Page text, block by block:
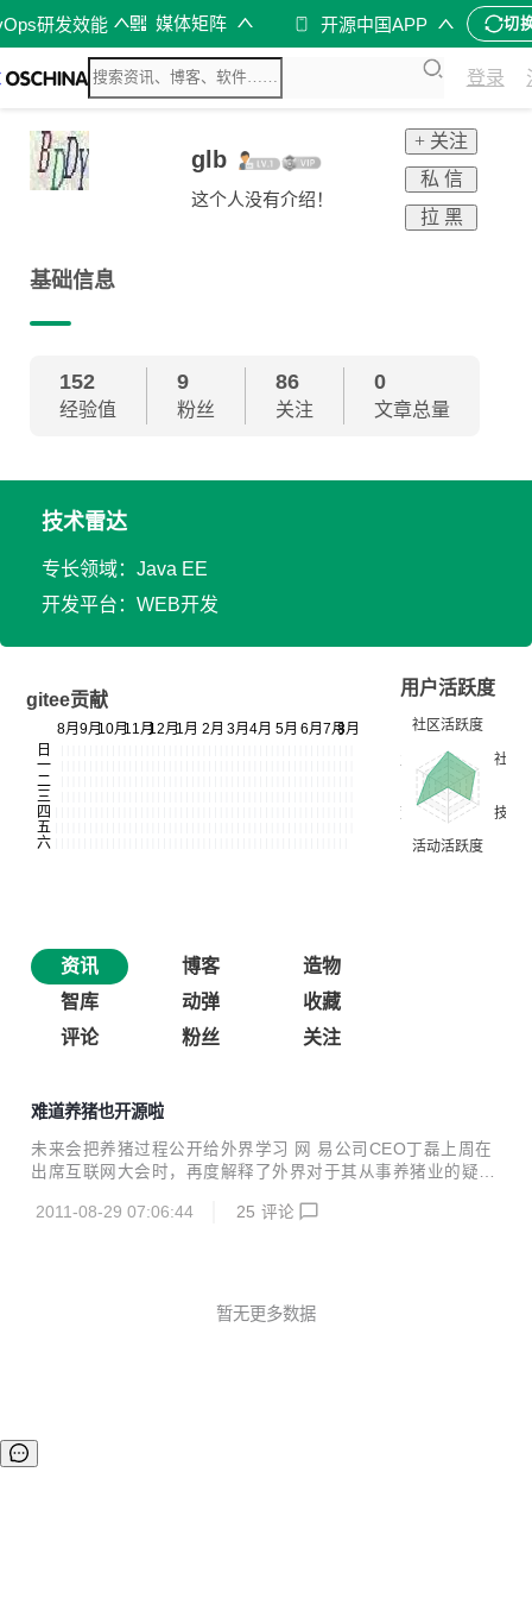
研发效能 媒体矩阵 开源中国APP 切
登录
glb
这个人没有介绍！
+ 关注
私 信
拉 黑
基础信息
152
经验值
9
粉丝
86
关注
0
文章总量
技术雷达
专长领域：Java EE
开发平台：WEB开发
gitee贡献
用户活跃度
资讯 博客
造物
智库
动弹
收藏
评论
粉丝 关注
难道养猪也开源啦
未来会把养猪过程公开给外界学习 网 易公司CEO丁磊上周在
出席互联网大会时，再度解释了外界对于其从事养猪业的疑
在回答主持人的 提问时说道，网易在10多年前成立时，只是
呢？”丁磊说，“不同的行业之间是没有贵贱之分的”。 丁磊指
2011-08-29 07:06:44 25 评论
暂无更多数据